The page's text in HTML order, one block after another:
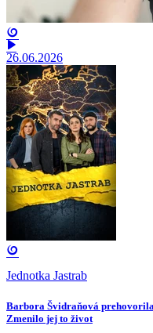
26.06.2026
Jednotka Jastrab
Barbora Švidraňová
Zmenilo jej to život